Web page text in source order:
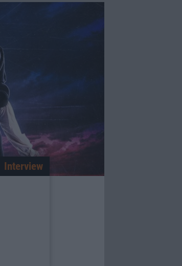
Interview